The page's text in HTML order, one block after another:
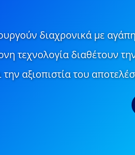
διαχρονικά με
τεχνολογία διαθέτουν
αξιοπιστία του